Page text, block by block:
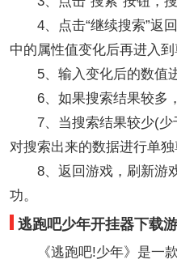
4、点击“继续搜索”返回
中的属性值变化后再进入
5、输入变化后的数值
6、如果搜索结果较多
7、当搜索结果较少(少
对搜索出来的数据进行单
8、返回游戏，刷新游
功。
逃跑吧少年开挂器下载
《逃跑吧!少年》是一款